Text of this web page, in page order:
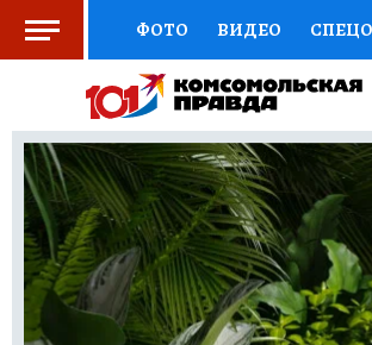
ФОТО ВИДЕО
СОЦПОДДЕРЖКА НАУКА
ВЫБОР ЭКСПЕРТОВ
КНИЖНАЯ ПОЛКА
ПРЕСС-ЦЕНТР
РАДИО КП РЕКЛАМА